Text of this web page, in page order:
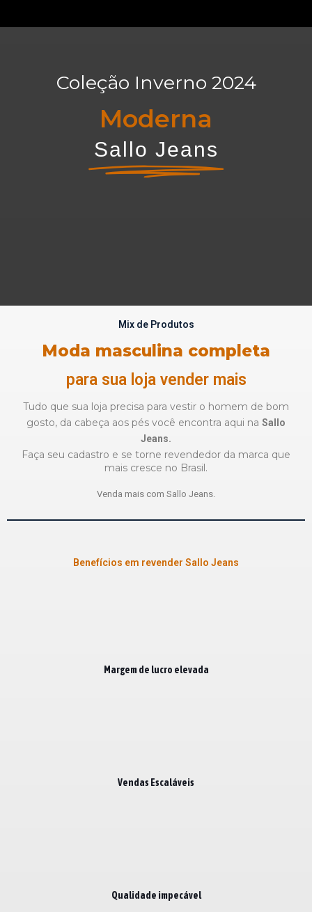
Coleção Inverno 2024
Moderna
Sallo Jeans
Mix de Produtos
Moda masculina completa
para sua loja vender mais
Tudo que sua loja precisa para vestir o homem de bom
gosto, da cabeça aos pés você encontra aqui na Sallo
Jeans.
Faça seu cadastro e se torne revendedor da marca que
mais cresce no Brasil.
Venda mais com Sallo Jeans.
Benefícios em revender Sallo Jeans
Margem de lucro elevada
Vendas Escaláveis
Qualidade impecável